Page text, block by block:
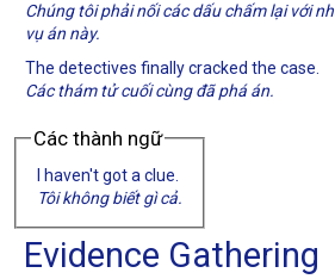
Chúng tôi phải nối các dấu chấm lại với
vụ án này.
The detectives finally cracked the case.
Các thám tử cuối cùng đã phá án.
Các thành ngữ
I haven't got a clue.
Tôi không biết gì cả.
Evidence Gathering